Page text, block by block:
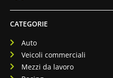
CATEGORIE
Auto
Veicoli commerciali
Mezzi da lavoro